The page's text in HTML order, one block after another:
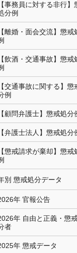
【事務員に対する非行】
分例
【離婚・面会交流】懲戒
【飲酒・交通事故】懲戒
【交通事故に関する】懲
例
【顧問弁護士】懲戒処分
【弁護士法人】懲戒処分
【懲戒請求が棄却】懲戒
別 懲戒処分データ
年 官報公告
年 自由と正義・懲
者
年 懲戒データ